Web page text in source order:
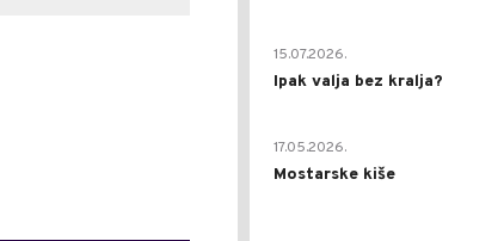
15.07.2026.
Ipak valja bez kralja?
17.05.2026.
Mostarske kiše